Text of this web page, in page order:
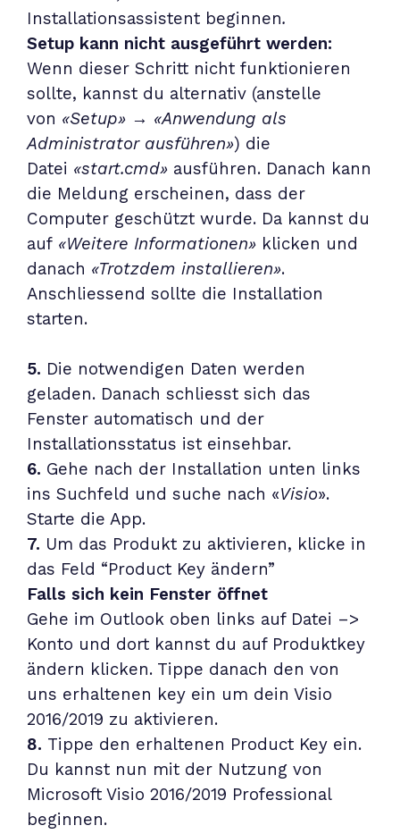
Installationsassistent beginnen.
Setup kann nicht ausgeführt werden:
Wenn dieser Schritt nicht funktionieren
sollte, kannst du alternativ (anstelle
von «Setup» → «Anwendung als
Administrator ausführen») die
Datei «start.cmd» ausführen. Danach kann
die Meldung erscheinen, dass der
Computer geschützt wurde. Da kannst du
auf «Weitere Informationen» klicken und
danach «Trotzdem installieren».
Anschliessend sollte die Installation
starten.
5. Die notwendigen Daten werden
geladen. Danach schliesst sich das
Fenster automatisch und der
Installationsstatus ist einsehbar.
6. Gehe nach der Installation unten links
ins Suchfeld und suche nach «Visio».
Starte die App.
7. Um das Produkt zu aktivieren, klicke in
das Feld “Product Key ändern”
Falls sich kein Fenster öffnet
Gehe im Outlook oben links auf Datei –>
Konto und dort kannst du auf Produktkey
ändern klicken. Tippe danach den von
uns erhaltenen key ein um dein Visio
2016/2019 zu aktivieren.
8. Tippe den erhaltenen Product Key ein.
Du kannst nun mit der Nutzung von
Microsoft Visio 2016/2019 Professional
beginnen.